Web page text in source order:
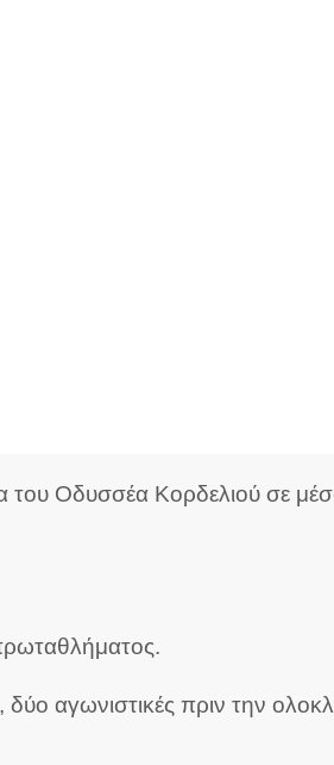
του Οδυσσέα Κορδελιού σε
αγωνιστικές πριν την